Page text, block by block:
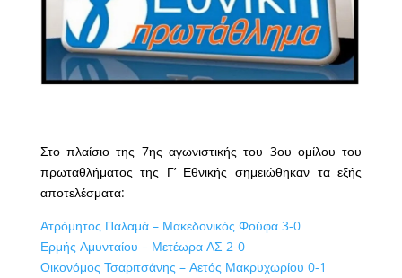
Στο πλαίσιο της 7ης αγωνιστικής του 3ου ομίλου του
πρωταθλήματος της Γ’ Εθνικής σημειώθηκαν τα εξής
αποτελέσματα:
Ατρόμητος Παλαμά – Μακεδονικός Φούφα 3-0
Ερμής Αμυνταίου – Μετέωρα ΑΣ 2-0
Οικονόμος Τσαριτσάνης – Αετός Μακρυχωρίου 0-1